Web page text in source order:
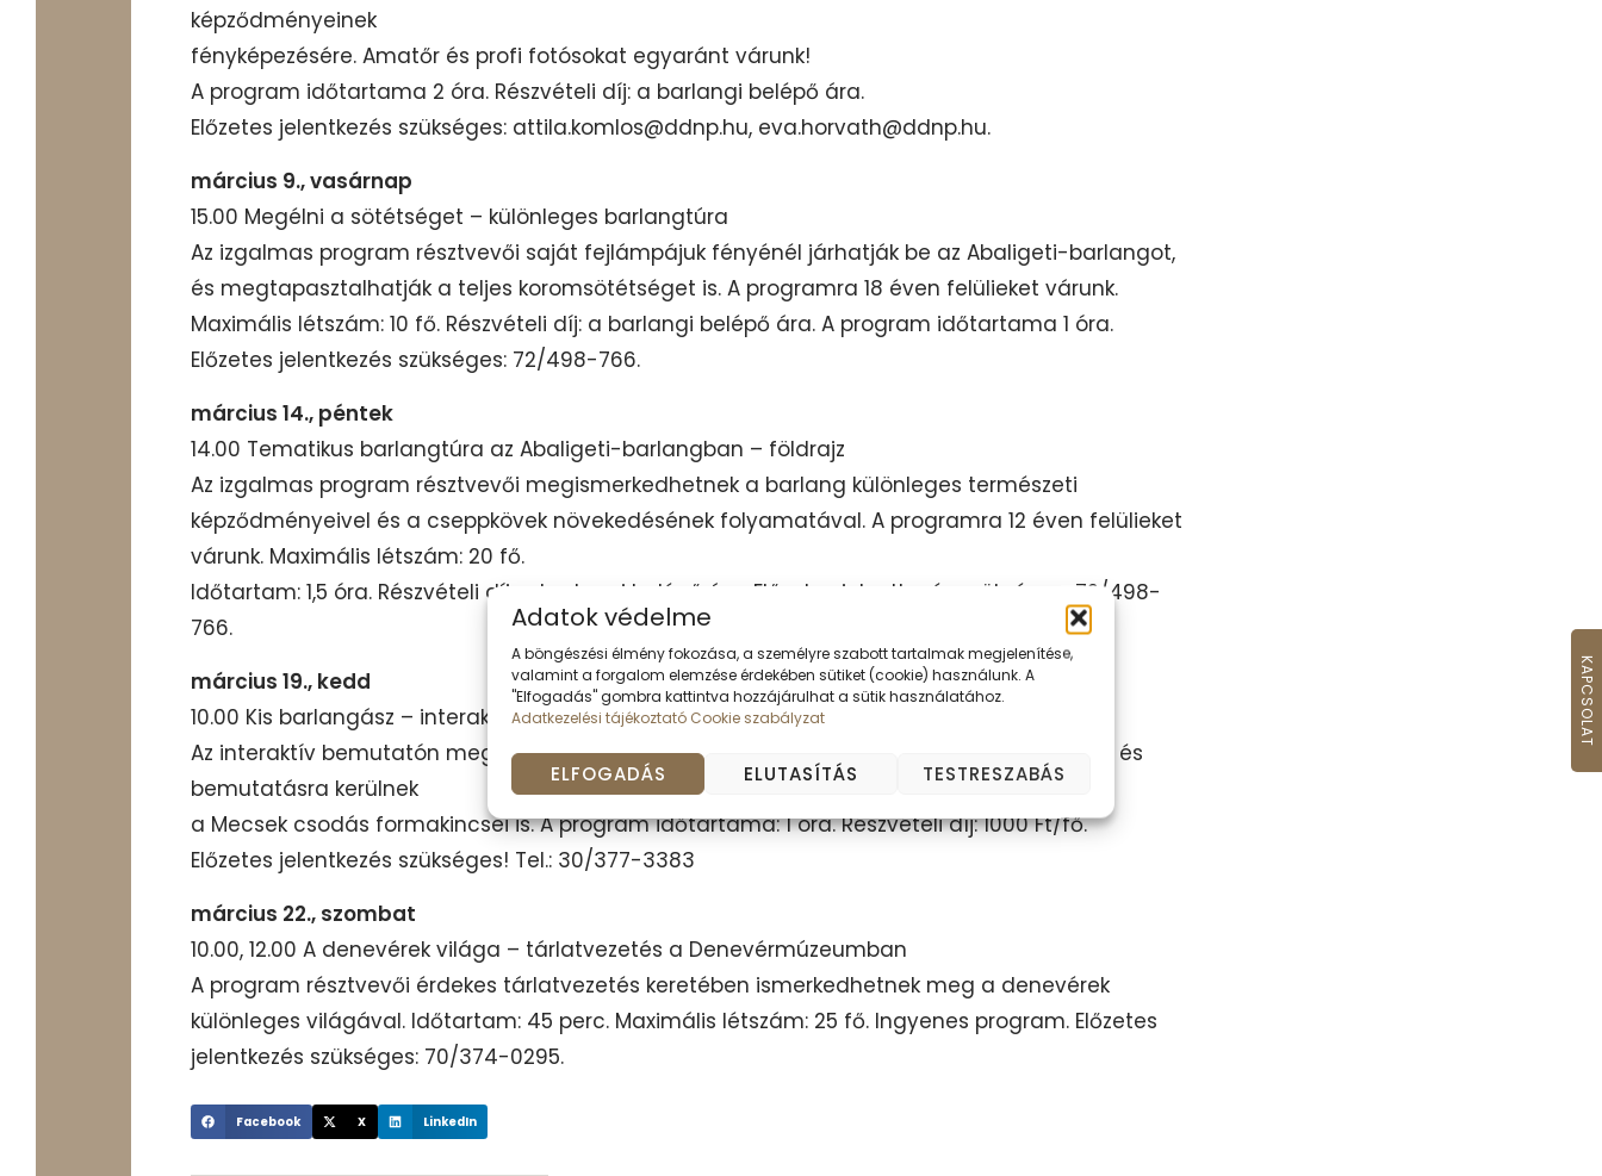
Adatok védelme
A böngészési élmény fokozása, a személyre szabott tartalmak megjelenítése,
valamint a forgalom elemzése érdekében sütiket (cookie) használunk. A
"Elfogadás" gombra kattintva hozzájárulhat a sütik használatához.
Adatkezelési tájékoztató Cookie szabályzat
ELFOGADÁS ELUTASÍTÁS TESTRESZABÁS
KAPCSOLAT
képződményeinek
fényképezésére. Amatőr és profi fotósokat egyaránt várunk!
A program időtartama 2 óra. Részvételi díj: a barlangi belépő ára.
Előzetes jelentkezés szükséges: attila.komlos@ddnp.hu, eva.horvath@ddnp.hu.
március 9., vasárnap
15.00 Megélni a sötétséget – különleges barlangtúra
Az izgalmas program résztvevői saját fejlámpájuk fényénél járhatják be az Abaligeti-barlangot,
és megtapasztalhatják a teljes koromsötétséget is. A programra 18 éven felülieket várunk.
Maximális létszám: 10 fő. Részvételi díj: a barlangi belépő ára. A program időtartama 1 óra.
Előzetes jelentkezés szükséges: 72/498-766.
március 14., péntek
14.00 Tematikus barlangtúra az Abaligeti-barlangban – földrajz
Az izgalmas program résztvevői megismerkedhetnek a barlang különleges természeti
képződményeivel és a cseppkövek növekedésének folyamatával. A programra 12 éven felülieket
várunk. Maximális létszám: 20 fő.
Időtartam: 1,5 óra. Részvételi díj: a barlangi belépő ára. Előzetes jelentkezés szükséges: 72/498-
766.
március 19., kedd
10.00 Kis barlangász – interaktív előadás és kőzetsimogató a Tettye Oktatási Központban
Az interaktív bemutatón megismerhetőek a barlangok fajtái, kialakulásuk mechanizmusa és
bemutatásra kerülnek
a Mecsek csodás formakincsei is. A program időtartama: 1 óra. Részvételi díj: 1000 Ft/fő.
Előzetes jelentkezés szükséges! Tel.: 30/377-3383
március 22., szombat
10.00, 12.00 A denevérek világa – tárlatvezetés a Denevérmúzeumban
A program résztvevői érdekes tárlatvezetés keretében ismerkedhetnek meg a denevérek
különleges világával. Időtartam: 45 perc. Maximális létszám: 25 fő. Ingyenes program. Előzetes
jelentkezés szükséges: 70/374-0295.
Facebook X LinkedIn